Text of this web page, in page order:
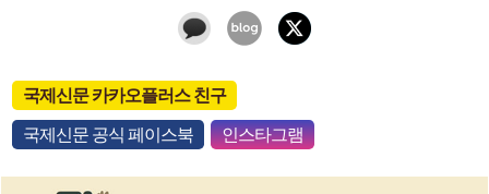
국제신문 카카오플러스 친구
국제신문 공식 페이스북 인스타그램